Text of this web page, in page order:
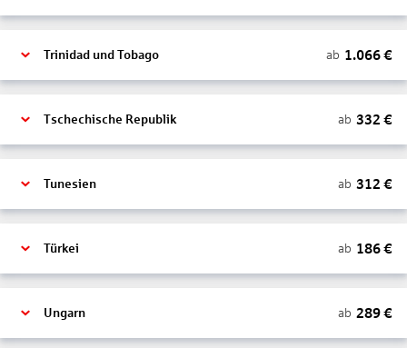
Trinidad und Tobago ab 1.066€
Tschechische Republik ab 332 €
Tunesien ab 312 €
Türkei ab 186€
Ungarn ab 289€